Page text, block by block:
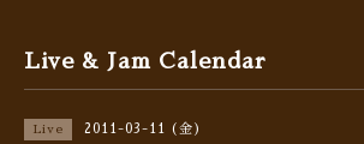
Live & Jam Calendar
Live 2011-03-11 (金)